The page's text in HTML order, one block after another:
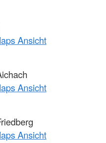
Ansicht
Ansicht
Ansicht